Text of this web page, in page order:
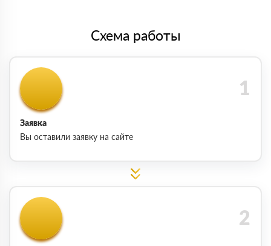
Схема работы
Заявка
Вы оставили заявку на сайте